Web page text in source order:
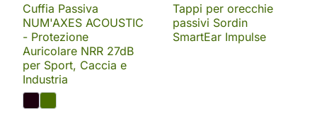
Cuffia Passiva
NUM'AXES ACOUSTIC
- Protezione
Auricolare NRR 27dB
per Sport, Caccia e
Industria
Tappi per orecchie
passivi Sordin
SmartEar Impulse